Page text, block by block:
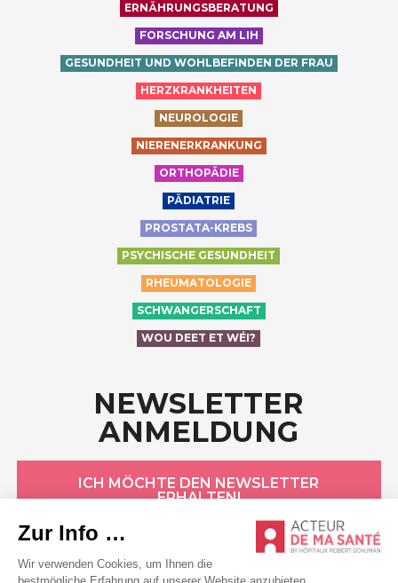
ERNÄHRUNGSBERATUNG
FORSCHUNG AM LIH
GESUNDHEIT UND WOHLBEFINDEN DER FRAU
HERZKRANKHEITEN
NEUROLOGIE
NIERENERKRANKUNG
ORTHOPÄDIE
PÄDIATRIE
PROSTATA-KREBS
PSYCHISCHE GESUNDHEIT
RHEUMATOLOGIE
SCHWANGERSCHAFT
WOU DEET ET WÉI?
NEWSLETTER
ANMELDUNG
ICH MÖCHTE DEN NEWSLETTER
ERHALTEN!
HÔPITAUX ROBERT SCHUMAN